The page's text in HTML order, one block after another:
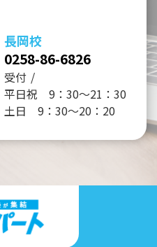
長岡校
0258-86-6826
受付
平日祝 9：30～21：30
土日 9：30～20：20